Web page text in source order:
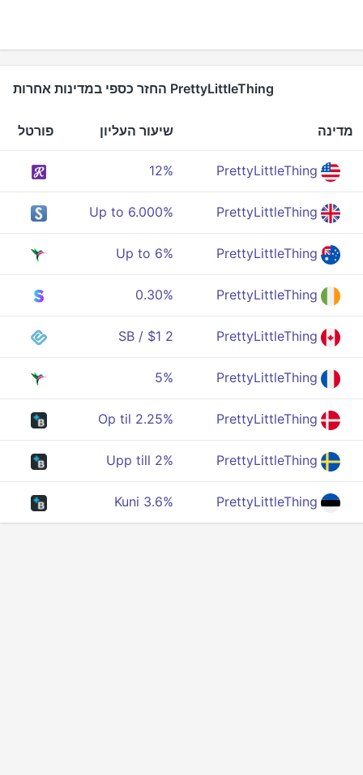
PrettyLittleThing החזר כספי במדינות אחרות
מדינה שיעור העליון פורטל
PrettyLittleThing
12%
PrettyLittleThing
Up to 6.000%
PrettyLittleThing
Up to 6%
PrettyLittleThing
0.30%
PrettyLittleThing
2 SB / $1
PrettyLittleThing
5%
PrettyLittleThing
Op til 2.25%
PrettyLittleThing
Upp till 2%
PrettyLittleThing
Kuni 3.6%